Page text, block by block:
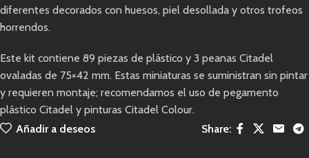
diferentes decorados con huesos, piel desollada y otros trofeos
horrendos.
Este kit contiene 89 piezas de plástico y 3 peanas Citadel
ovaladas de 75×42 mm. Estas miniaturas se suministran sin pintar
y requieren montaje; recomendamos el uso de pegamento
plástico Citadel y pinturas Citadel Colour.
Añadir a deseos
Share: